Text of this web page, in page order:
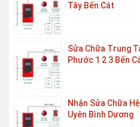
Tây Bến Cát
Sửa Chữa Trung
Phước 1 2 3 Bến
Nhận Sửa Chữa
Uyên Bình Dương